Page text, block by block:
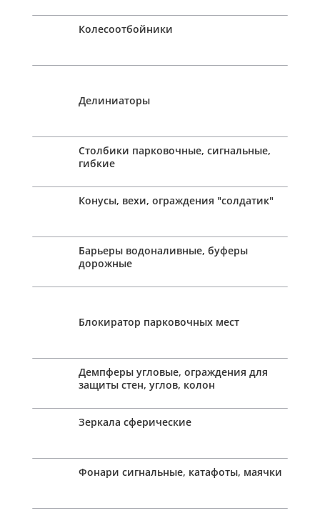
Колесоотбойники
Делиниаторы
Столбики парковочные, сигнальные,
гибкие
Конусы, вехи, ограждения "солдатик"
Барьеры водоналивные, буферы
дорожные
Блокиратор парковочных мест
Демпферы угловые, ограждения для
защиты стен, углов, колон
Зеркала сферические
Фонари сигнальные, катафоты, маячки